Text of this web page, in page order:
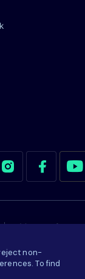
Manage
non-
To find